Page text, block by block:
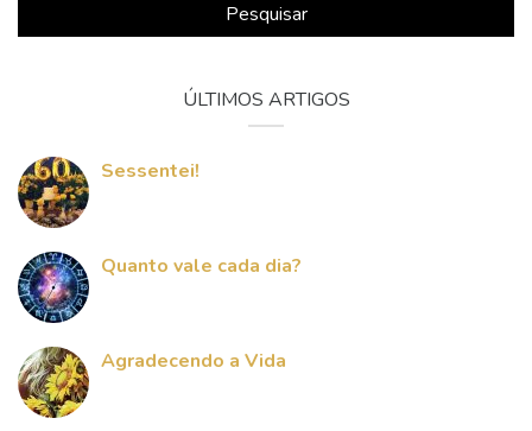
Pesquisar
ÚLTIMOS ARTIGOS
Sessentei!
Quanto vale cada dia?
Agradecendo a Vida